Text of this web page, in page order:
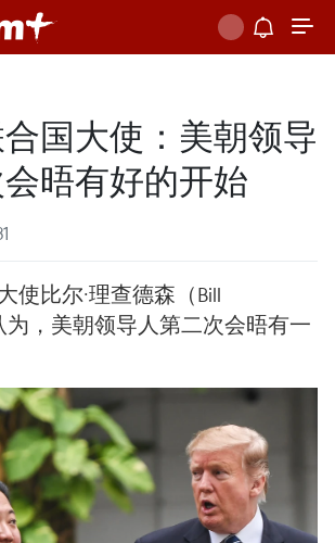
国大使：美朝领导
晤有好的开始
使比尔·理查德森（Bill
为，美朝领导人第二次会晤有一